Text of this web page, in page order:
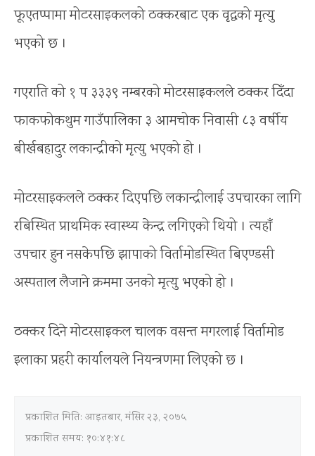
फूएतप्पामा मोटरसाइकलको ठक्करबाट एक वृद्धको मृत्यु
भएको छ ।
गएराति को १ प ३३३९ नम्बरको मोटरसाइकलले ठक्कर दिँदा
फाकफोकथुम गाउँपालिका ३ आमचोक निवासी ८३ वर्षीय
बीर्खबहादुर लकान्द्रीको मृत्यु भएको हो ।
मोटरसाइकलले ठक्कर दिएपछि लकान्द्रीलाई उपचारका लागि
रबिस्थित प्राथमिक स्वास्थ्य केन्द्र लगिएको थियो । त्यहाँ
उपचार हुन नसकेपछि झापाको विर्तामोडस्थित बिएण्डसी
अस्पताल लैजाने क्रममा उनको मृत्यु भएको हो ।
ठक्कर दिने मोटरसाइकल चालक वसन्त मगरलाई विर्तामोड
इलाका प्रहरी कार्यालयले नियन्त्रणमा लिएको छ ।
प्रकाशित मिति: आइतबार, मंसिर २३, २०७५
प्रकाशित समय: १०:४१:४८